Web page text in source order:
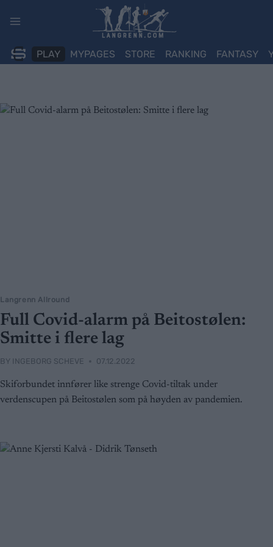
PLAY MYPAGES STORE RANKING FANTASY
Langrenn Allround
Full Covid-alarm på Beitostølen:
Smitte i flere lag
BY INGEBORG SCHEVE 07.12.2022
Skiforbundet innfører like strenge Covid-tiltak under
verdenscupen på Beitostølen som på høyden av pandemien.